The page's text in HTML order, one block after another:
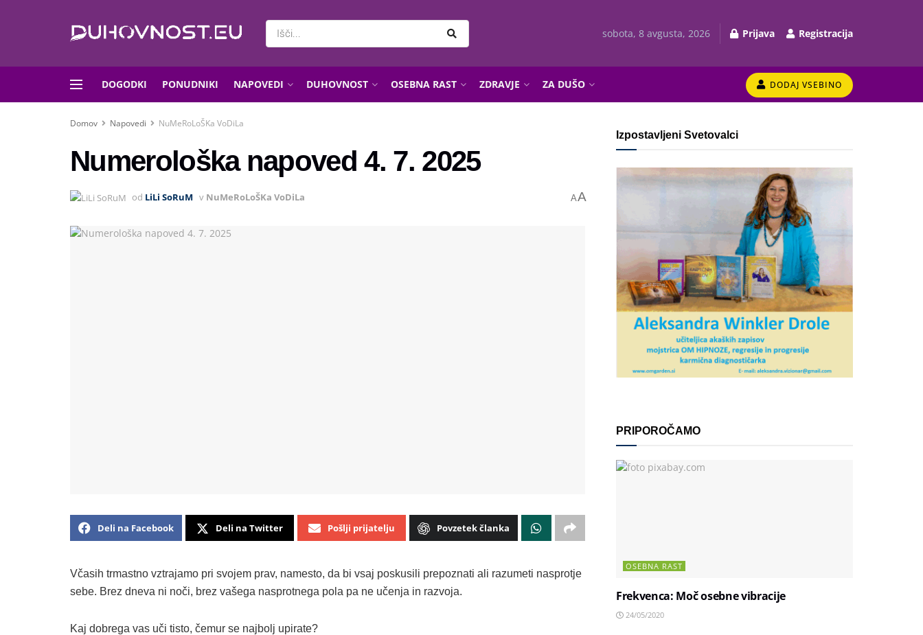
sobota, 8 avgusta, 2026 Prijava Registracija
DOGODKI PONUDNIKI NAPOVEDI DUHOVNOST OSEBNA RAST ZDRAVJE ZA DUŠO DODAJ VSEBINO
Domov Napovedi NuMeRoLoŠKa VoDiLa
Numerološka napoved 4. 7. 2025
od LiLi SoRuM v NuMeRoLoŠKa VoDiLa AA
Deli na Facebook Deli na Twitter Pošlji prijatelju Povzetek članka
Včasih trmastno vztrajamo pri svojem prav, namesto, da bi vsaj poskusili prepoznati ali razumeti nasprotje
sebe. Brez dneva ni noči, brez vašega nasprotnega pola pa ne učenja in razvoja.
Kaj dobrega vas uči tisto, čemur se najbolj upirate?
Izpostavljeni Svetovalci
PRIPOROČAMO
OSEBNA RAST
Frekvenca: Moč osebne vibracije
24/05/2020